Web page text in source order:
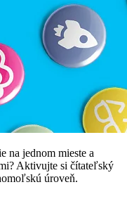
na jednom mieste a
Aktivujte si čítateľský
úroveň.